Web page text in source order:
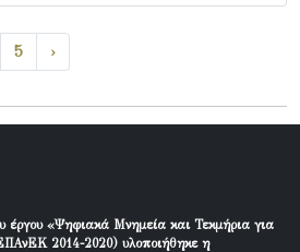
5 ›
έργου «Ψηφιακά Μνημεία και Τεκμήρια για
2014-2020) υλοποιήθηκε η